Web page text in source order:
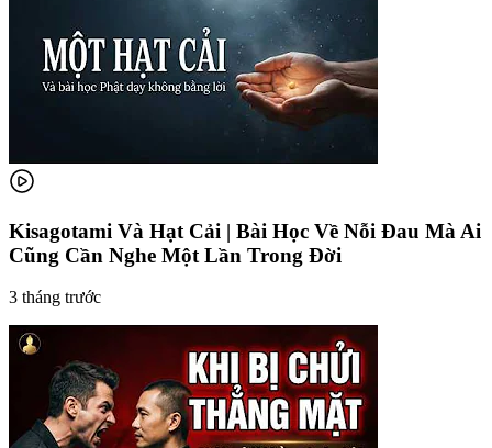
Kisagotami Và Hạt Cải | Bài Học Về Nỗi Đau Mà Ai
Cũng Cần Nghe Một Lần Trong Đời
3 tháng trước